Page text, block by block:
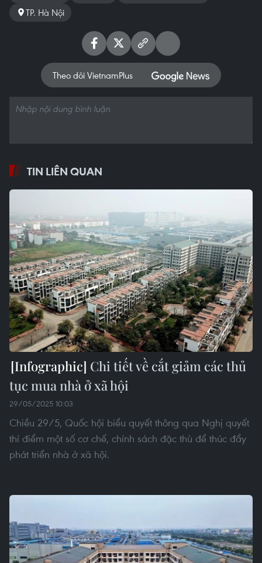
TP. Hà Nội
Theo dõi VietnamPlus
TIN LIÊN QUAN
Chi tiết về cắt giảm các thủ
tục mua nhà ở xã hội
29/05/2025 10:03
Chiều 29/5, Quốc hội biểu quyết thông qua Nghị quyết
thí điểm một số cơ chế, chính sách đặc thù để thúc đẩy
phát triển nhà ở xã hội.